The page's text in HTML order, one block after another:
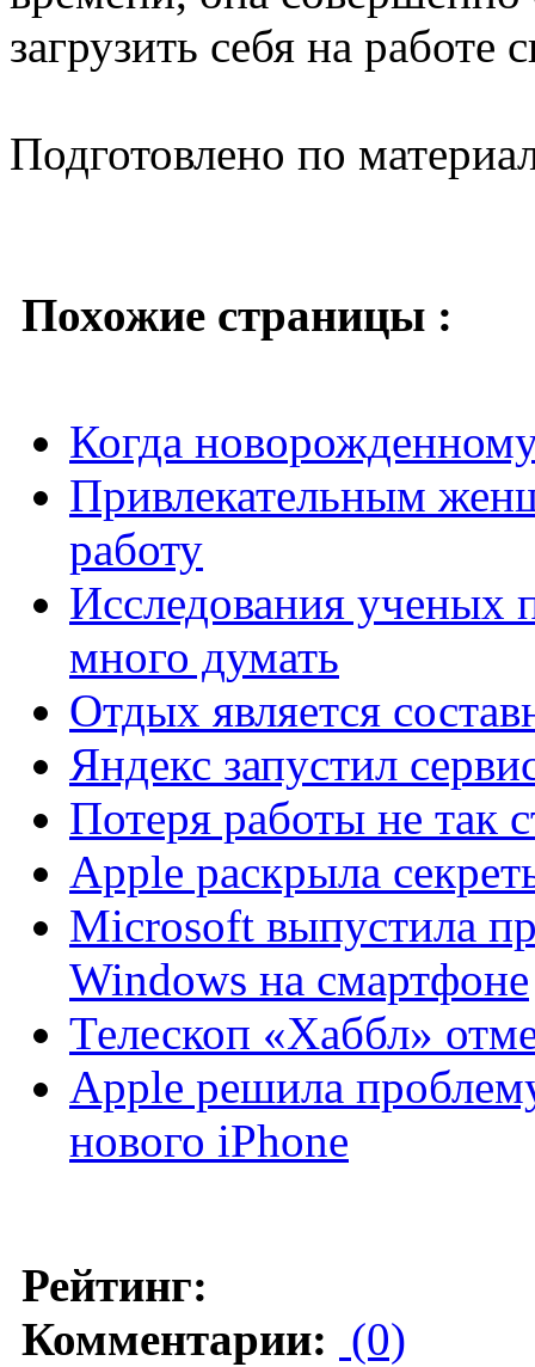
загрузить себя на
Подготовлено по
Похожие страницы :
Когда
Привлекательным
работу
Исследования ученых
много думать
Отдых является
Яндекс запустил
Потеря работы не так
Apple раскрыла
Microsoft выпустила
Windows на смартфоне
Телескоп «Хаббл»
Apple решила
нового iPhone
Рейтинг:
Комментарии: (0)